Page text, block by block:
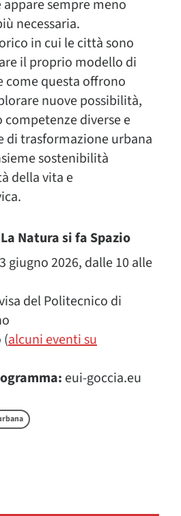
sempre meno
necessaria.
in cui le città sono
il proprio modello di
questa offrono
nuove possibilità,
diverse e
di trasformazione urbana
sostenibilità
della vita e
La Natura si fa Spazio
giugno 2026, dalle 10 alle
del Politecnico di
alcuni eventi su
eui-goccia.eu